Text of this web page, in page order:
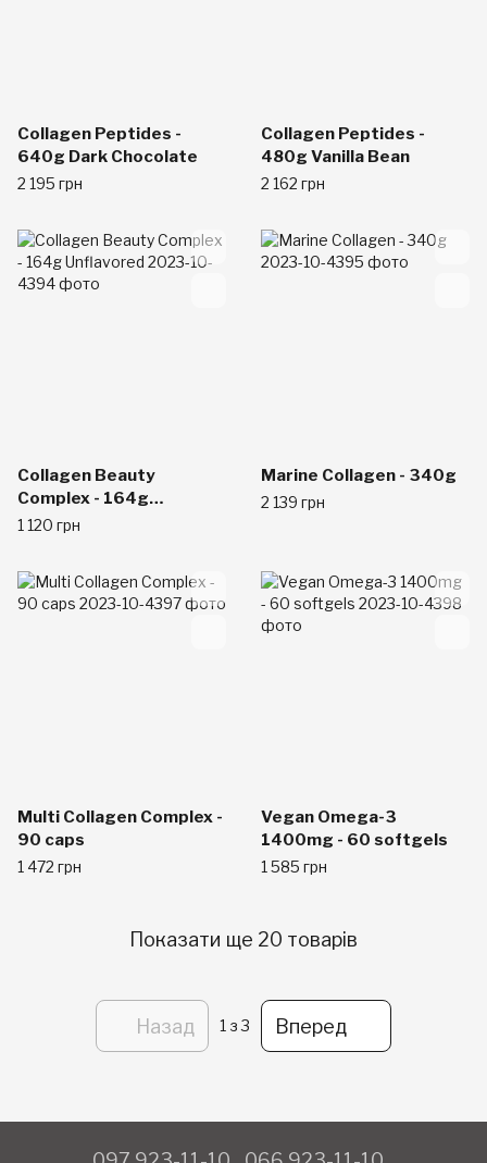
Collagen Peptides -
640g Dark Chocolate
2 195 грн
Collagen Peptides -
480g Vanilla Bean
2 162 грн
Collagen Beauty
Complex - 164g
Unflavored
1 120 грн
Marine Collagen - 340g
2 139 грн
Multi Collagen Complex -
90 caps
1 472 грн
Vegan Omega-3
1400mg - 60 softgels
1 585 грн
Показати ще 20 товарів
Назад 1 з 3 Вперед